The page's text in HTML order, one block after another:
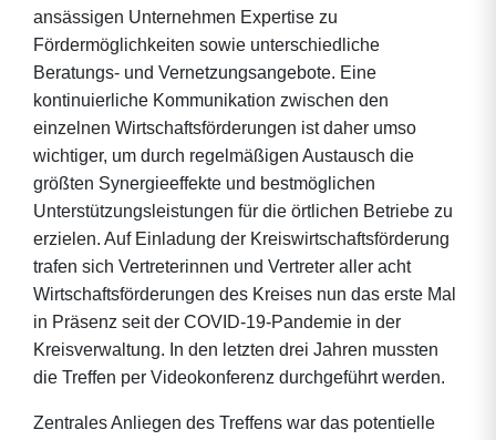
ansässigen Unternehmen Expertise zu
Fördermöglichkeiten sowie unterschiedliche
Beratungs- und Vernetzungsangebote. Eine
kontinuierliche Kommunikation zwischen den
einzelnen Wirtschaftsförderungen ist daher umso
wichtiger, um durch regelmäßigen Austausch die
größten Synergieeffekte und bestmöglichen
Unterstützungsleistungen für die örtlichen Betriebe zu
erzielen. Auf Einladung der Kreiswirtschaftsförderung
trafen sich Vertreterinnen und Vertreter aller acht
Wirtschaftsförderungen des Kreises nun das erste Mal
in Präsenz seit der COVID-19-Pandemie in der
Kreisverwaltung. In den letzten drei Jahren mussten
die Treffen per Videokonferenz durchgeführt werden.
Zentrales Anliegen des Treffens war das potentielle